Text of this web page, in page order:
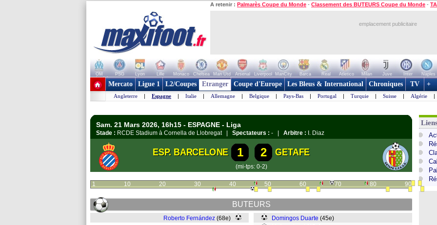
A retenir : Palmarès Coupe du Monde - Classement des BUTEURS Coupe du Monde -
emplacement publicitaire
OM PSG Lyon Lille Monaco Chelsea Man Utd Arsenal Liverpool ManCity Barca Real Atletico Milan Juve Inter Naples
+ de clubs
Mercato Ligue 1 L2/Coupes Etranger Coupe d'Europe Les Bleus & International Chroniques TV +
Angleterre | Espagne | Italie | Allemagne | Belgique | Pays-Bas | Portugal | Turquie | Suisse | Algérie |
Sam. 21 Mars 2026, 16h15 - ESPAGNE - Liga
Stade : RCDE Stadium à Cornella de Llobregat | Spectateurs : - | Arbitre : I. Diaz
ESP. BARCELONE 1 2 GETAFE
(mi-tps: 0-2)
1 10 20 30 40 50 60 70 80 90
BUTEURS
Roberto Fernández (68e) Domingos Duarte (45e)